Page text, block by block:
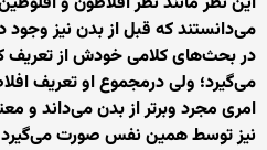
می‌دانستند که قبل از بدن نیز
در بحث‌های کلامی خودش از تعریف
می‌گیرد؛ ولی درمجموع او تعریف
امری مجرد وبرتر از بدن می‌داند
نیز توسط همین نفس صورت